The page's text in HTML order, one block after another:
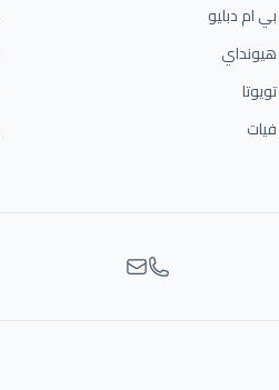
بي ام دبليو
هيونداي
تويوتا
فيات